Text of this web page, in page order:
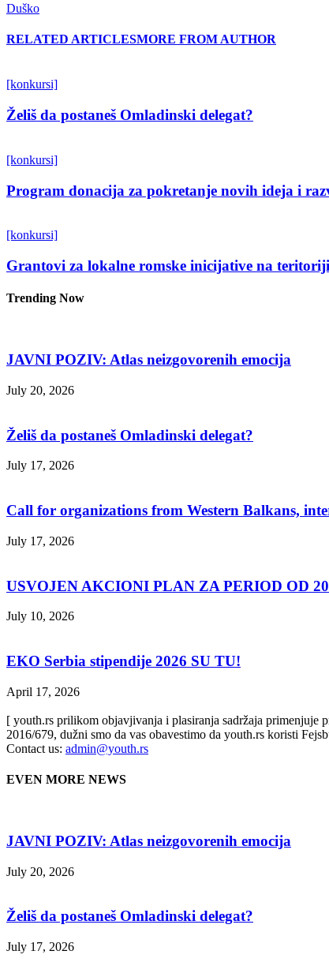
Duško
RELATED ARTICLESMORE FROM AUTHOR
[konkursi]
Želiš da postaneš Omladinski delegat?
[konkursi]
Program donacija za pokretanje novih ideja i
[konkursi]
Grantovi za lokalne romske inicijative na
Trending Now
JAVNI POZIV: Atlas neizgovorenih emocija
July 20, 2026
Želiš da postaneš Omladinski delegat?
July 17, 2026
Call for organizations from Western Balkans,
July 17, 2026
USVOJEN AKCIONI PLAN ZA PERIOD OD
July 10, 2026
EKO Serbia stipendije 2026 SU TU!
April 17, 2026
[ youth.rs prilikom objavjivanja i plasiranja sadržaja primenjuje
2016/679, dužni smo da vas obavestimo da youth.rs koristi
Contact us: admin@youth.rs
EVEN MORE NEWS
JAVNI POZIV: Atlas neizgovorenih emocija
July 20, 2026
Želiš da postaneš Omladinski delegat?
July 17, 2026